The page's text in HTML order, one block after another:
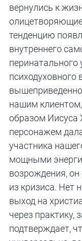
вернулись к
тенденцию
внутреннего
психодуховного
нашим
образом Иисуса
персонажем
участника
мощными
возрождения, он
из кризиса. Нет
выход на
через практику,
подтверждает,